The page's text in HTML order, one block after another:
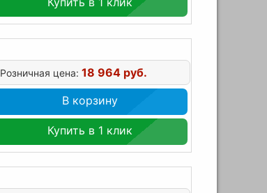
Розничная цена: 18 964 руб.
В корзину
Купить в 1 клик